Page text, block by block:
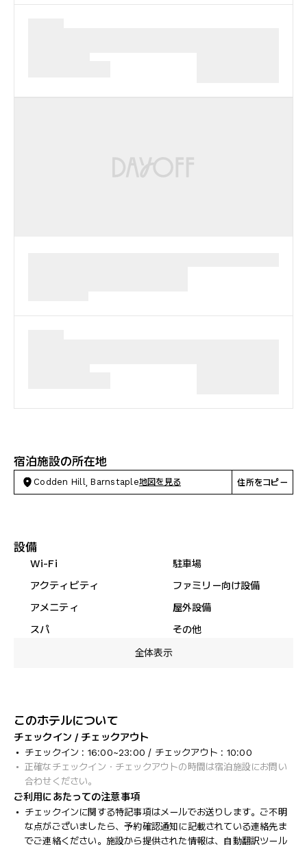
宿泊施設の所在地
Codden Hill, Barnstaple地図を見る 住所をコピー
設備
Wi-Fi
駐車場
アクティビティ
ファミリー向け設備
アメニティ
屋外設備
スパ
その他
全体表示
このホテルについて
チェックイン / チェックアウト
チェックイン : 16:00~23:00 / チェックアウト : 10:00
正確なチェックイン・チェックアウトの時間は宿泊施設にお問い
合わせください。
ご利用にあたっての注意事項
チェックインに関する特記事項はメールでお送りします。ご不明
な点がございましたら、予約確認通知に記載されている連絡先ま
でご連絡ください。施設から提供された情報は、自動翻訳ツール